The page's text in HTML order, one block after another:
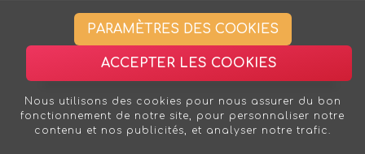
PARAMÈTRES DES COOKIES
ACCEPTER LES COOKIES
Nous utilisons des cookies pour nous assurer du bon
fonctionnement de notre site, pour personnaliser notre
contenu et nos publicités, et analyser notre trafic.